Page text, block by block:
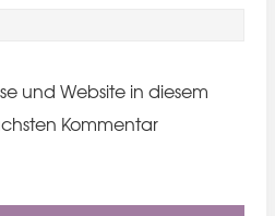
und Website in diesem
Kommentar